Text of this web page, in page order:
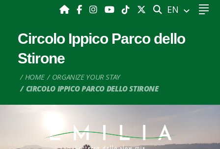
SEARCH
EN
Circolo Ippico Parco dello
Stirone
HOME
ORGANIZE YOUR STAY
CIRCOLO IPPICO PARCO DELLO STIRONE